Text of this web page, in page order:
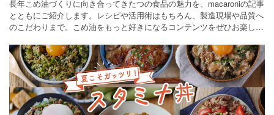
長年こめ油づくりに向き合ってきたつの食品の魅力を、macaroniの記事
とともにご紹介します。レシピや活用術はもちろん、製造現場や品質へ
のこだわりまで。こめ油をもっと好きになるコンテンツをぜひお楽しみ